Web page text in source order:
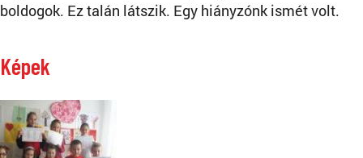
boldogok. Ez talán látszik. Egy hiányzónk ismét volt.
Képek